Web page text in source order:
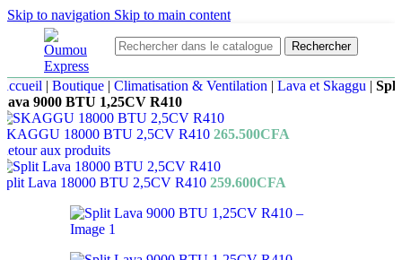
Skip to navigation Skip to main content
Rechercher
| Boutique | Climatisation & Ventilation | Lava et Skaggu |
9000 BTU 1,25CV R410
18000 BTU 2,5CV R410 265.500CFA
aux produits
Lava 18000 BTU 2,5CV R410 259.600CFA